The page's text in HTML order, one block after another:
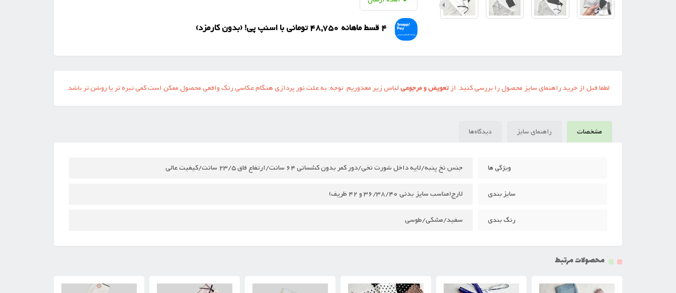
4 قسط ماهانه 48,750 تومانی با اسنپ ‌پی! (بدون کارمزد)
لطفا قبل از خرید راهنمای سایز محصول را بررسی کنید. ازتعویض و مرجوعیلباس زیر معذوریم. توجه: به علت نور پردازی هنگام عکاسی رنگ واقعی محصول ممکن است کمی تیره تر یا روشن تر باشد.
مشخصات راهنمای سایز دیدگاه‌ها
ویژگی ها جنس نخ پنبه/لایه داخل شورت نخی/دور کمر بدون کشسانی 64 سانت/ارتفاع فاق 23/5 سانت/کیفیت عالی
سایز بندی لارج(مناسب سایز بدنی 36/38/40 و 42 ظریف)
رنگ بندی سفید/مشکی/طوسی
محصولات مرتبط